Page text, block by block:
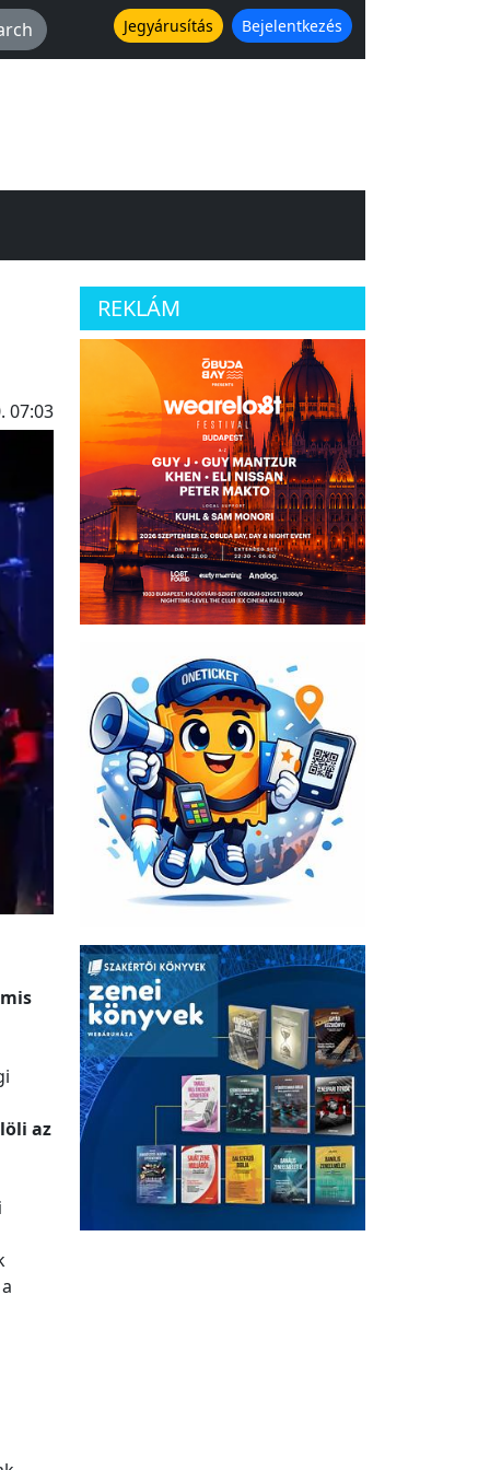
Jegyárusítás Bejelentkezés
07:03
az
REKLÁM